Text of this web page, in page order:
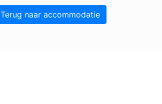
Terug naar accommodatie